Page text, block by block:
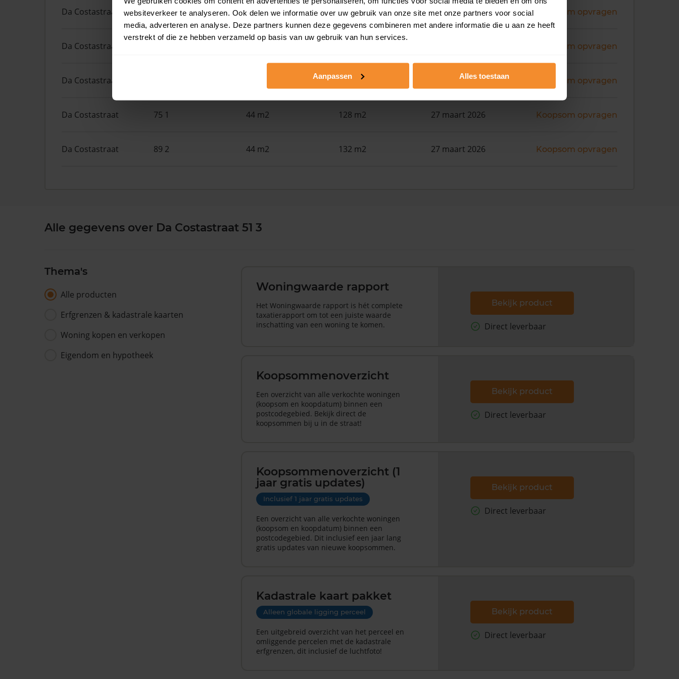
websiteverkeer te analyseren. Ook delen we informatie over uw gebruik van onze site met onze partners voor social
media, adverteren en analyse. Deze partners kunnen deze gegevens combineren met andere informatie die u aan ze heeft
verstrekt of die ze hebben verzameld op basis van uw gebruik van hun services.
Aanpassen Alles toestaan
Da Costastraat 98 34 m2 305 m2 22 juni 2026 Koopsom opvragen
Da Costastraat Koopsom opvragen
Da Costastraat 132 m2 29 mei 2026 Koopsom opvragen
Da Costastraat 75 1 44 m2 128 m2 27 maart 2026 Koopsom opvragen
Da Costastraat 89 2 44 m2 132 m2 27 maart 2026 Koopsom opvragen
Alle gegevens over Da Costastraat 51 3
Thema's
Alle producten
Erfgrenzen & kadastrale kaarten
Woning kopen en verkopen
Eigendom en hypotheek
Woningwaarde rapport
Het Woningwaarde rapport is hét complete
taxatierapport om tot een juiste waarde
inschatting van een woning te komen.
Bekijk product
Direct leverbaar
Koopsommenoverzicht
Een overzicht van alle verkochte woningen
(koopsom en koopdatum) binnen een
postcodegebied. Bekijk direct de
koopsommen bij u in de straat!
Bekijk product
Direct leverbaar
Koopsommenoverzicht (1
jaar gratis updates)
Inclusief 1 jaar gratis updates
Een overzicht van alle verkochte woningen
(koopsom en koopdatum) binnen een
postcodegebied. Dit inclusief een jaar lang
gratis updates van nieuwe koopsommen.
Bekijk product
Direct leverbaar
Kadastrale kaart pakket
Alleen globale ligging perceel
Een uitgebreid overzicht van het perceel en
omliggende percelen met de kadastrale
erfgrenzen, dit inclusief de luchtfoto!
Bekijk product
Direct leverbaar